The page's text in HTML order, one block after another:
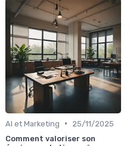
AI et Marketing •
25/11/2025
Comment valoriser son